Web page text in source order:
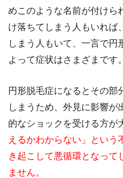
めこのような名前が付けら
け落ちてしまう人もいれば
しまう人もいて、一言で円
よって症状はさまざまです。
円形脱毛症になるとその部
しまうため、外見に影響が
的なショックを受ける方が
えるかわからない」という
き起こして悪循環となって
ません。